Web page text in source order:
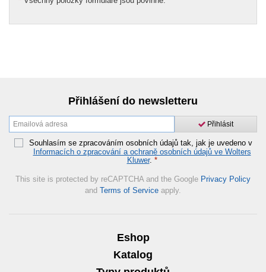
Přihlášení do newsletteru
Přihlásit
Souhlasím se zpracováním osobních údajů tak, jak je uvedeno v
Informacích o zpracování a ochraně osobních údajů ve Wolters
Kluwer. *
This site is protected by reCAPTCHA and the Google Privacy Policy
and Terms of Service apply.
Eshop
Katalog